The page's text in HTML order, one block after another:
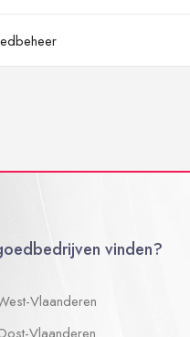
vinden?
Vlaanderen